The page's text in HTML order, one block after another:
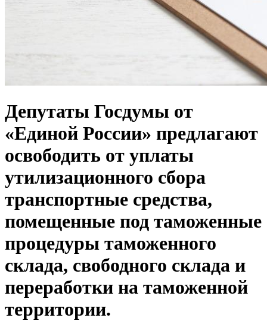
Депутаты Госдумы от
«Единой России» предлагают
освободить от уплаты
утилизационного сбора
транспортные средства,
помещенные под таможенные
процедуры таможенного
склада, свободного склада и
переработки на таможенной
территории.